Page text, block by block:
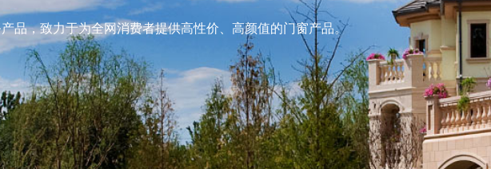
品，致力于为全网消费者提供高性价、高颜值的门窗产品。